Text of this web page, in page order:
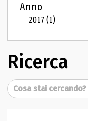
Anno
2017(1)
Ricerca
Cerca